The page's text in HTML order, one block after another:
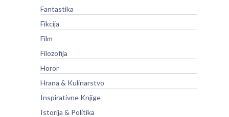
Fantastika
Fikcija
Film
Filozofija
Horor
Hrana & Kulinarstvo
Inspirativne Knjige
Istorija & Politika